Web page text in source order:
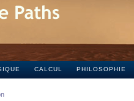
CALCUL PHILOSOPHIE